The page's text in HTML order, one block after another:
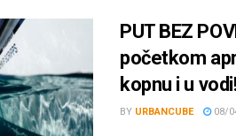
PUT BEZ
početkom
kopnu i u
BY URBANCUBE 08/